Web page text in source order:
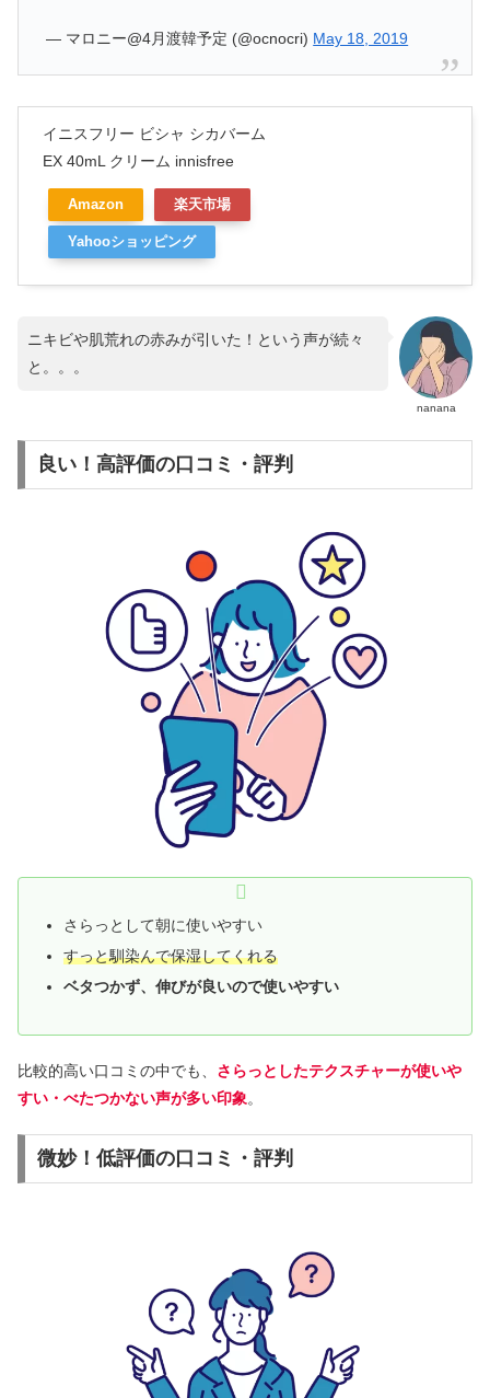
— マロニー@4月渡韓予定 (@ocnocri) May 18, 2019
イニスフリー ビシャ シカバーム
EX 40mL クリーム innisfree
Amazon 楽天市場
Yahooショッピング
nanana
ニキビや肌荒れの赤みが引いた！という声が続々
と。。。
良い！高評価の口コミ・評判
さらっとして朝に使いやすい
すっと馴染んで保湿してくれる
ベタつかず、伸びが良いので使いやすい
比較的高い口コミの中でも、 さらっとしたテクスチャーが使いや
すい・べたつかない声が多い印象。
微妙！低評価の口コミ・評判